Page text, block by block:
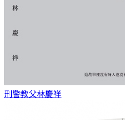
刑警教父林慶祥